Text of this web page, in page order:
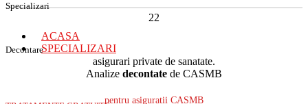
Specializari
22
Decontare
asigurari private de sanatate.
Analize decontate de CASMB
pentru asiguratii CASMB
ACASA
SPECIALIZARI